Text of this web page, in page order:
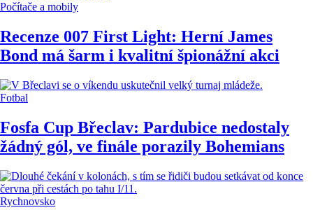
Počítače a mobily
Recenze 007 First Light: Herní James
Bond má šarm i kvalitní špionážní akci
Fotbal
Fosfa Cup Břeclav: Pardubice nedostaly
žádný gól, ve finále porazily Bohemians
Rychnovsko